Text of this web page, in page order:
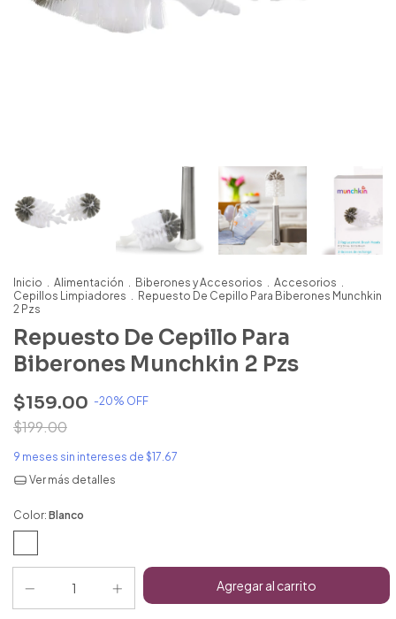
Inicio . Alimentación . Biberones y Accesorios . Accesorios .
Cepillos Limpiadores . Repuesto De Cepillo Para Biberones Munchkin
2 Pzs
Repuesto De Cepillo Para
Biberones Munchkin 2 Pzs
$159.00 -20% OFF
$199.00
9 meses sin intereses de $17.67
Ver más detalles
Color: Blanco